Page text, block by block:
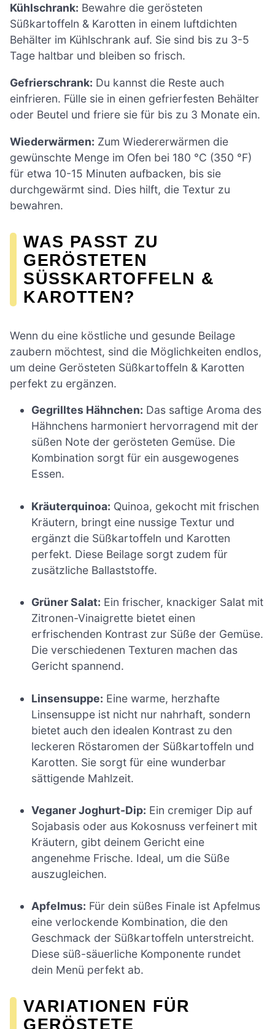
Kühlschrank: Bewahre die gerösteten
Süßkartoffeln & Karotten in einem luftdichten
Behälter im Kühlschrank auf. Sie sind bis zu 3-5
Tage haltbar und bleiben so frisch.
Gefrierschrank: Du kannst die Reste auch
einfrieren. Fülle sie in einen gefrierfesten Behälter
oder Beutel und friere sie für bis zu 3 Monate ein.
Wiederwärmen: Zum Wiedererwärmen die
gewünschte Menge im Ofen bei 180 °C (350 °F)
für etwa 10-15 Minuten aufbacken, bis sie
durchgewärmt sind. Dies hilft, die Textur zu
bewahren.
WAS PASST ZU
GERÖSTETEN
SÜSSKARTOFFELN & K
AROTTEN?
Wenn du eine köstliche und gesunde Beilage
zaubern möchtest, sind die Möglichkeiten endlos,
um deine Gerösteten Süßkartoffeln & Karotten
perfekt zu ergänzen.
Gegrilltes Hähnchen: Das saftige Aroma des
Hähnchens harmoniert hervorragend mit der
süßen Note der gerösteten Gemüse. Die
Kombination sorgt für ein ausgewogenes
Essen.
Kräuterquinoa: Quinoa, gekocht mit frischen
Kräutern, bringt eine nussige Textur und
ergänzt die Süßkartoffeln und Karotten
perfekt. Diese Beilage sorgt zudem für
zusätzliche Ballaststoffe.
Grüner Salat: Ein frischer, knackiger Salat mit
Zitronen-Vinaigrette bietet einen
erfrischenden Kontrast zur Süße der Gemüse.
Die verschiedenen Texturen machen das
Gericht spannend.
Linsensuppe: Eine warme, herzhafte
Linsensuppe ist nicht nur nahrhaft, sondern
bietet auch den idealen Kontrast zu den
leckeren Röstaromen der Süßkartoffeln und
Karotten. Sie sorgt für eine wunderbar
sättigende Mahlzeit.
Veganer Joghurt-Dip: Ein cremiger Dip auf
Sojabasis oder aus Kokosnuss verfeinert mit
Kräutern, gibt deinem Gericht eine
angenehme Frische. Ideal, um die Süße
auszugleichen.
Apfelmus: Für dein süßes Finale ist Apfelmus
eine verlockende Kombination, die den
Geschmack der Süßkartoffeln unterstreicht.
Diese süß-säuerliche Komponente rundet
dein Menü perfekt ab.
VARIATIONEN FÜR
GERÖSTETE